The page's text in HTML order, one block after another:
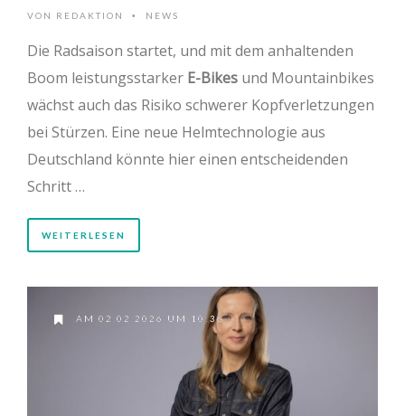
VON REDAKTION • NEWS
Die Radsaison startet, und mit dem anhaltenden
Boom leistungsstarker E-Bikes und Mountainbikes
wächst auch das Risiko schwerer Kopfverletzungen
bei Stürzen. Eine neue Helmtechnologie aus
Deutschland könnte hier einen entscheidenden
Schritt …
WEITERLESEN
AM 02.02.2026 UM 10:36